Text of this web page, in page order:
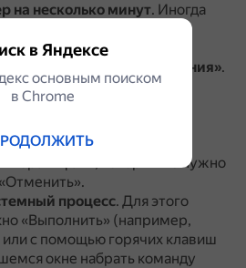
на несколько минут. Иногда
включение принтера
на печать.
через «Панель управления».
выбрать раздел
нажать на активный
мыши и в контекстном
очереди печати».
файл, который не нужно
процесс. Для этого
«Выполнить» (например,
с помощью горячих клавиш
окне набрать команду
в Яндексе
основным поиском
в Сhrome